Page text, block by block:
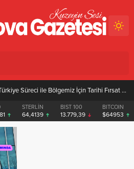
Süreci ile Bölgemiz İçin Tarihi Fırsat Pencereleri Açılıyor
STERLİN
64,4139
BIST 100
13.779,39
BITCOIN
$64953